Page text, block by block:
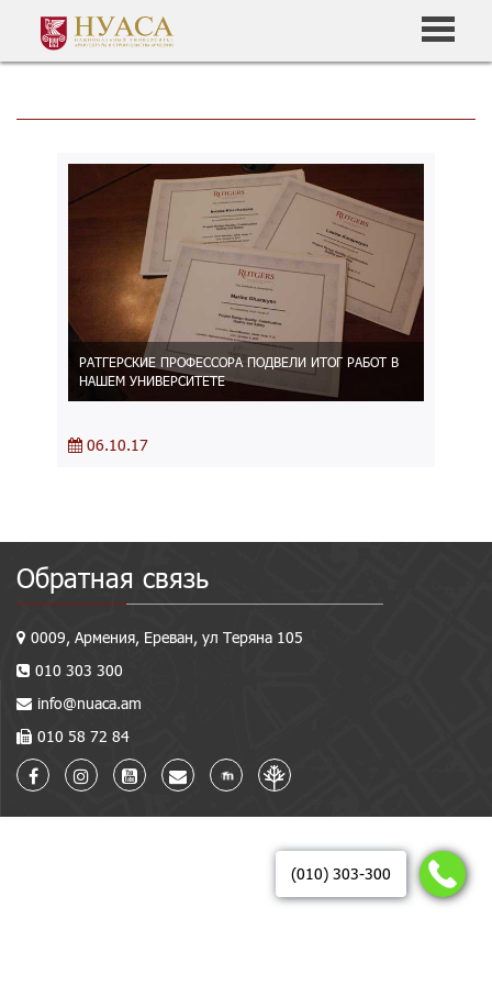
(010) 303-300
РАТГЕРСКИЕ ПРОФЕССОРА ПОДВЕЛИ ИТОГ РАБОТ В
НАШЕМ УНИВЕРСИТЕТЕ
06.10.17
Обратная связь
0009, Армения, Ереван, ул Теряна 105
010 303 300
info@nuaca.am
010 58 72 84